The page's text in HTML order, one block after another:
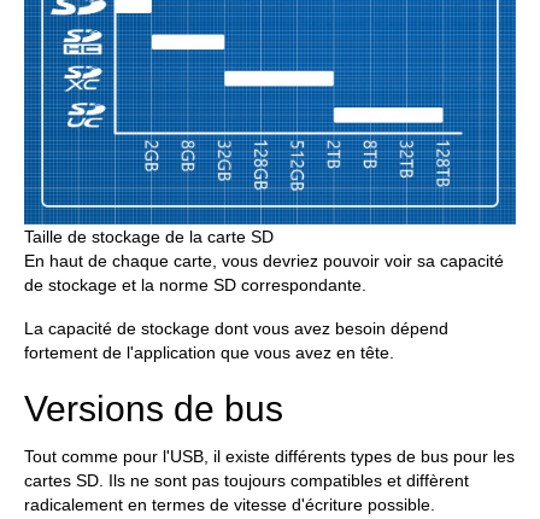
Taille de stockage de la carte SD
En haut de chaque carte, vous devriez pouvoir voir sa capacité
de stockage et la norme SD correspondante.
La capacité de stockage dont vous avez besoin dépend
fortement de l'application que vous avez en tête.
Versions de bus
Tout comme pour l'USB, il existe différents types de bus pour les
cartes SD. Ils ne sont pas toujours compatibles et diffèrent
radicalement en termes de vitesse d'écriture possible.